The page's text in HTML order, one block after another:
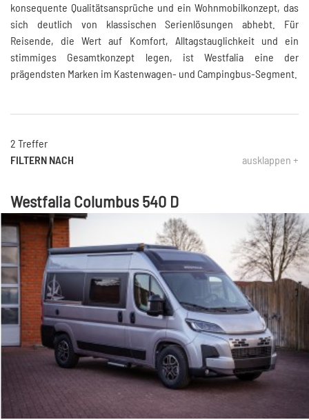
konsequente Qualitätsansprüche und ein Wohnmobilkonzept, das
sich deutlich von klassischen Serienlösungen abhebt. Für
Reisende, die Wert auf Komfort, Alltagstauglichkeit und ein
stimmiges Gesamtkonzept legen, ist Westfalia eine der
prägendsten Marken im Kastenwagen- und Campingbus-Segment.
FILTERN NACH ausklappen +
2 Treffer
Westfalia Columbus 540 D